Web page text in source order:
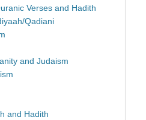
Verses and Hadith
Qadiani
and Judaism
and Hadith